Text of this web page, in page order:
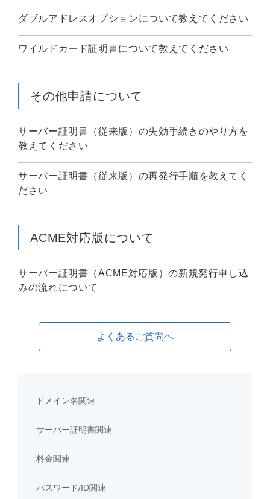
ダブルアドレスオプションについて教えてください
ワイルドカード証明書について教えてください
その他申請について
サーバー証明書（従来版）の失効手続きのやり方を
教えてください
サーバー証明書（従来版）の再発行手順を教えてく
ださい
ACME対応版について
サーバー証明書（ACME対応版）の新規発行申し込
みの流れについて
よくあるご質問へ
ドメイン名関連
サーバー証明書関連
料金関連
パスワード/ID関連